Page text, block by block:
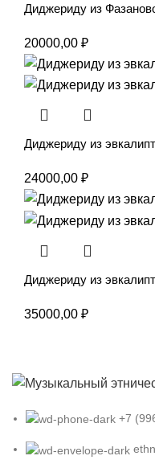
Диджериду из
20000,00 ₽
Диджериду из
24000,00 ₽
Диджериду из
35000,00 ₽
+7